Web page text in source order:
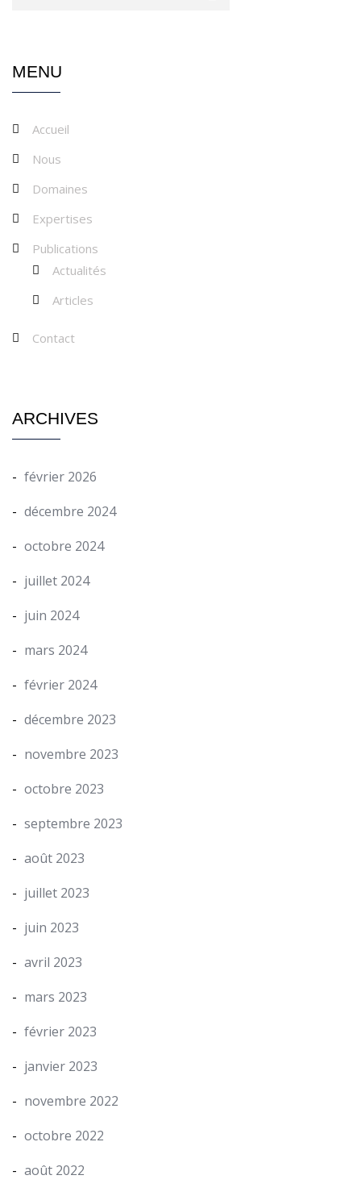
MENU
Accueil
Nous
Domaines
Expertises
Publications
Actualités
Articles
Contact
ARCHIVES
février 2026
décembre 2024
octobre 2024
juillet 2024
juin 2024
mars 2024
février 2024
décembre 2023
novembre 2023
octobre 2023
septembre 2023
août 2023
juillet 2023
juin 2023
avril 2023
mars 2023
février 2023
janvier 2023
novembre 2022
octobre 2022
août 2022